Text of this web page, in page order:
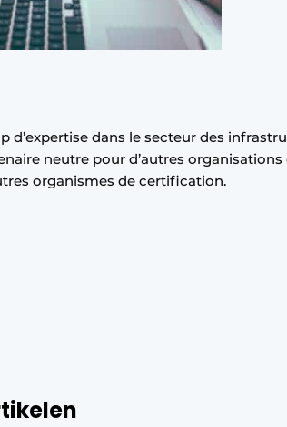
d’expertise dans le secteur des
neutre pour d’autres
organismes de certification.